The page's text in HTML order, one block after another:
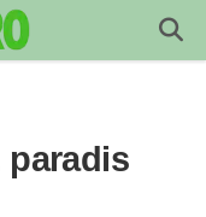
paradis